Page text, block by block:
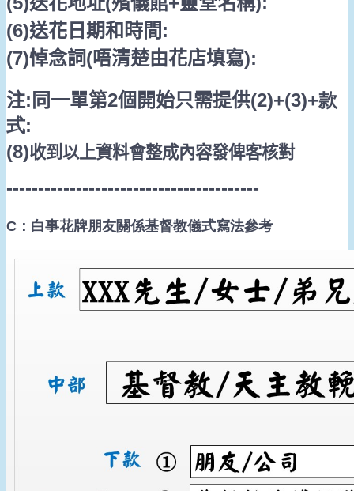
(6)送花日期和時間:
(7)悼念詞(唔清楚由花店填寫):
注: 同一單第2個開始只需提供(2)+(3)+款
式:
(8)收到以上資料會整成內容發俾客核對
----------------------------------------
C：白事花牌朋友關係基督教儀式寫法參考